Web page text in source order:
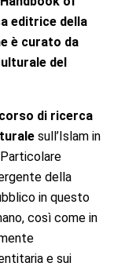
editrice della
è curato da
del
di ricerca
sull’Islam in
della
in questo
così come in
e sui